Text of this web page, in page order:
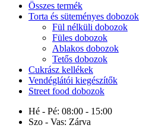
Összes termék
Torta és süteményes dobozok
Fül nélküli dobozok
Füles dobozok
Ablakos dobozok
Tetős dobozok
Cukrász kellékek
Vendéglátói kiegészítők
Street food dobozok
Hé - Pé: 08:00 - 15:00
Szo - Vas: Zárva